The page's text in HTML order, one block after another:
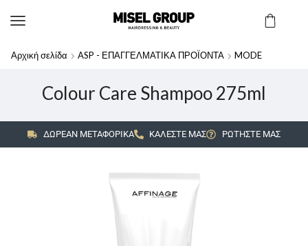
Αρχική σελίδα ASP - ΕΠΑΓΓΕΛΜΑΤΙΚΑ ΠΡΟΪΟΝΤΑ MODE
Colour Care Shampoo 275ml
ΔΩΡΕΑΝ ΜΕΤΑΦΟΡΙΚΑ ΚΑΛΕΣΤΕ ΜΑΣ ΡΩΤΗΣΤΕ ΜΑΣ